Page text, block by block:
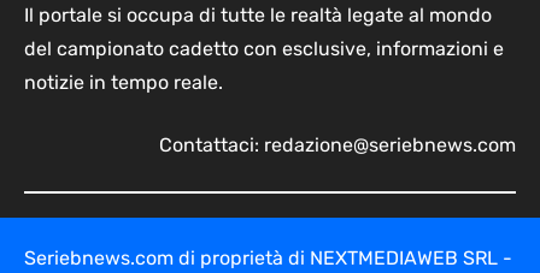
Il portale si occupa di tutte le realtà legate al mondo
del campionato cadetto con esclusive, informazioni e
notizie in tempo reale.
Contattaci: redazione@seriebnews.com
Seriebnews.com di proprietà di NEXTMEDIAWEB SRL -